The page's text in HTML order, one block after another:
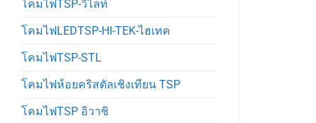
โคมไฟTSP-วีไลท์
โคมไฟLEDTSP-HI-TEK-ไฮเทค
โคมไฟTSP-STL
โคมไฟห้อยคริสตัลเชิงเทียน TSP
โคมไฟTSP อิวาชิ